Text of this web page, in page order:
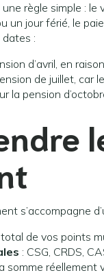
règle simple : le
un jour férié, le
:
d’avril, en
de juillet, car
la pension
s’accompagne
total de vos points
: CSG, CRDS,
somme réellement